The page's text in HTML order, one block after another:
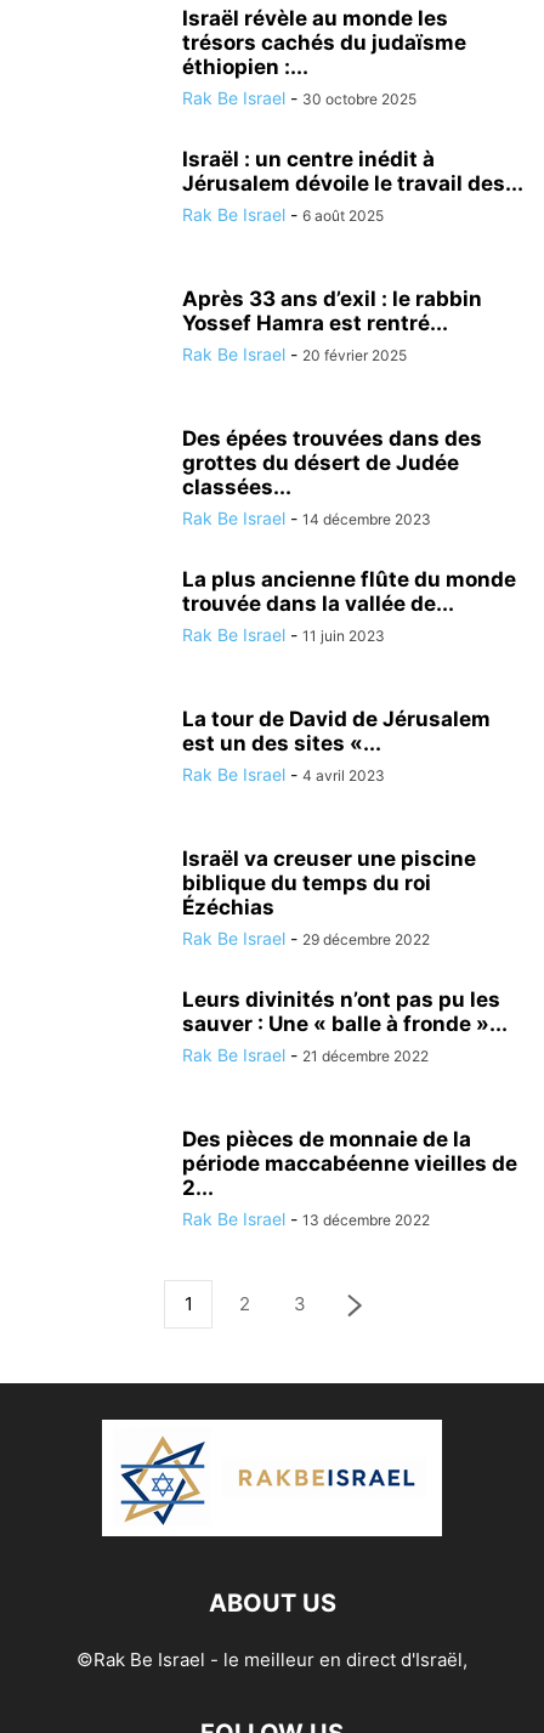
GASTRONOMIE HUMANITAIRE HUMOUR
INFORMATIONS ÉTRANGÈRES INTELLIGENCE ARTIFICIELLE
PSYCHOLOGIE RÉALISATIONS MÉDICALES
SCIENCE ET TECHNOLOGIE SECOURISME SPORT TOURISME
VALEURS DE L'ETAT JUIF VÉHICULE
Israël révèle au monde les
trésors cachés du judaïsme
éthiopien :...
Rak Be Israel - 30 octobre 2025
Israël : un centre inédit à
Jérusalem dévoile le travail des...
Rak Be Israel - 6 août 2025
Après 33 ans d’exil : le rabbin
Yossef Hamra est rentré...
Rak Be Israel - 20 février 2025
Des épées trouvées dans des
grottes du désert de Judée
classées...
Rak Be Israel - 14 décembre 2023
La plus ancienne flûte du monde
trouvée dans la vallée de...
Rak Be Israel - 11 juin 2023
La tour de David de Jérusalem
est un des sites «...
Rak Be Israel - 4 avril 2023
Israël va creuser une piscine
biblique du temps du roi
Ézéchias
Rak Be Israel - 29 décembre 2022
Leurs divinités n’ont pas pu les
sauver : Une « balle à fronde »...
Rak Be Israel - 21 décembre 2022
Des pièces de monnaie de la
période maccabéenne vieilles de
2...
Rak Be Israel - 13 décembre 2022
1 2 3
ABOUT US
©Rak Be Israel - le meilleur en direct d'Israël,